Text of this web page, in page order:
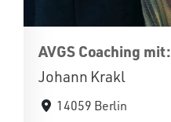
AVGS Coaching mit:
Johann Krakl
14059 Berlin